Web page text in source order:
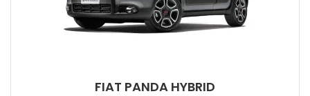
FIAT PANDA HYBRID